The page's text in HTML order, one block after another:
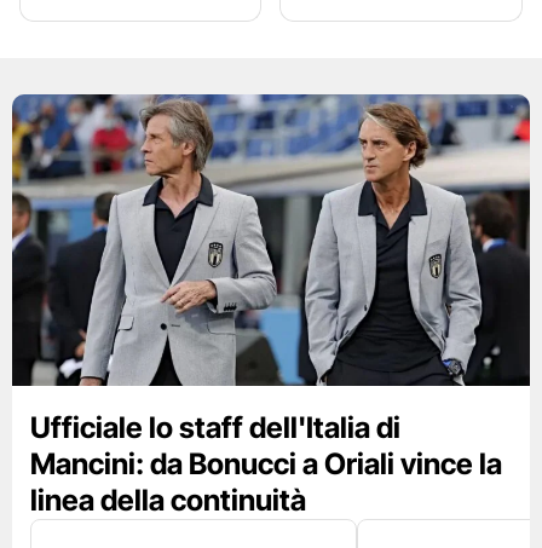
Ufficiale lo staff dell'Italia di
Mancini: da Bonucci a Oriali vince la
linea della continuità